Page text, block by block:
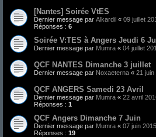
[Nantes] Soirée VtES
Dernier message par Alkardil « 09 juillet
Réponses : 6
Soirée V:TES à Angers Jeudi 6
Dernier message par Mumra « 04 juillet
QCF NANTES Dimanche 3 juillet
Dernier message par Noxaeterna « 21 juin
QCF ANGERS Samedi 23 Avril
Dernier message par Mumra « 22 avril
Réponses : 1
QCF Angers Dimanche 7 Juin
Dernier message par Mumra « 07 juin
Réponses : 19